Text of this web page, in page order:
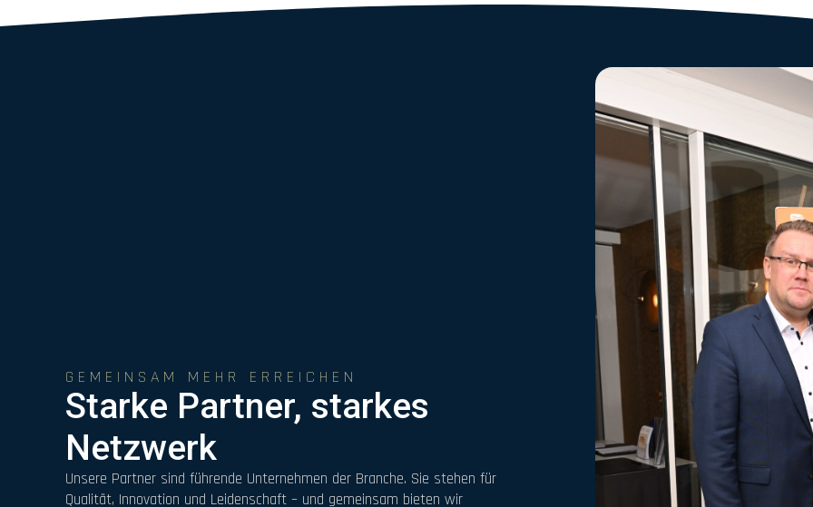
GEMEINSAM MEHR ERREICHEN
Starke Partner, starkes
Netzwerk
Unsere Partner sind führende Unternehmen der Branche. Sie stehen für
Qualität, Innovation und Leidenschaft – und gemeinsam bieten wir